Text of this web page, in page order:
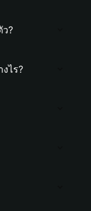
?
ไร?